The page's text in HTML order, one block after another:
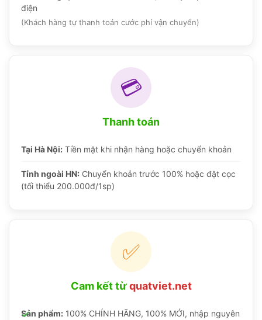
điện
(Khách hàng tự thanh toán cước phí vận chuyển)
💳
Thanh toán
Tại Hà Nội: Tiền mặt khi nhận hàng hoặc chuyển khoản
Tỉnh ngoài HN: Chuyển khoản trước 100% hoặc đặt cọc
(tối thiểu 200.000đ/1sp)
✅
Cam kết từquatviet.net
Sản phẩm: 100% CHÍNH HÃNG, 100% MỚI, nhập nguyên